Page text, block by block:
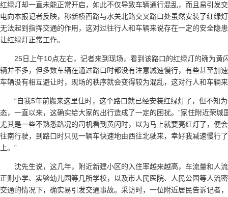
红绿灯却一直未能正常开启，如此不仅导致车辆通行混乱，而且易引发
电向本报记者反映，称新桥西路与水关北路交叉路口处虽然安装了红绿
无法起到指挥交通的作用，这对过往行人和车辆来说存在一定的安全隐
让红绿灯正常工作。
25日上午10点左右，记者来到现场，看到该路口的红绿灯的确为黄
辆并不多，但多数车辆在通过路口时都没有注意减速慢行，有些甚至加
车辆没有相互避让时，现场的秩序就会变得较为混乱，这对行人和车辆
“自我5年前搬来这里住时，这个路口就已经安装红绿灯了，但不知
态，一直以来，这确实给大家的出行造成了一定的困扰。”家住附近荣城
尤其是一些不熟悉路况的司机看到黄闪时，以为马上就要亮红灯了，便
往南行驶，到路口时只见一辆车快速地由西往北驶来，幸好我减速慢行
上。”
沈先生说，这几年，附近新建小区的入住率越来越高，车流量和人
正则小学、实验幼儿园等几所学校，以及市人民医院、人民公园等人流
交通的情况下，确实易引发交通事故。采访时，一位附近居民告诉记者